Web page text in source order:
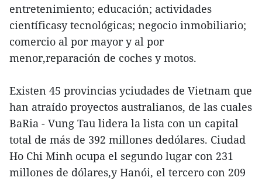
entretenimiento; educación; actividades
científicasy tecnológicas; negocio inmobiliario;
comercio al por mayor y al por
menor,reparación de coches y motos.
Existen 45 provincias yciudades de Vietnam que
han atraído proyectos australianos, de las cuales
BaRia - Vung Tau lidera la lista con un capital
total de más de 392 millones dedólares. Ciudad
Ho Chi Minh ocupa el segundo lugar con 231
millones de dólares,y Hanói, el tercero con 209